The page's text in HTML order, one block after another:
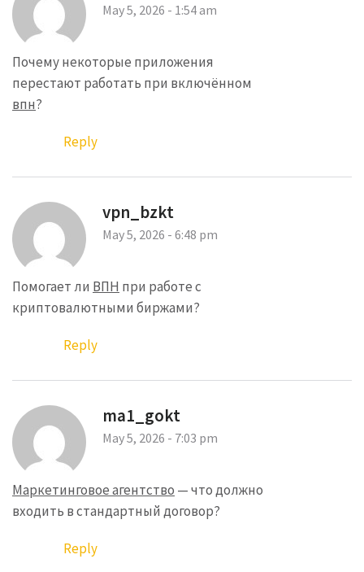
May 5, 2026 - 1:54 am
Почему некоторые приложения
перестают работать при включённом
впн?
Reply
vpn_bzkt
May 5, 2026 - 6:48 pm
Помогает ли ВПН при работе с
криптовалютными биржами?
Reply
ma1_gokt
May 5, 2026 - 7:03 pm
Маркетинговое агентство — что должно
входить в стандартный договор?
Reply